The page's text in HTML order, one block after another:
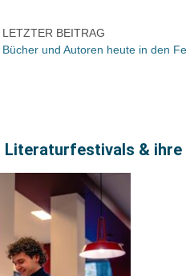
LETZTER BEITRAG
Literaturfestivals &